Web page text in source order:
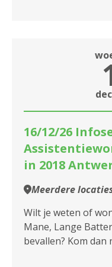
16/12/26
in 2018
Meerdere
Wilt je weten of
Mane, Lange
bevallen? Kom dan